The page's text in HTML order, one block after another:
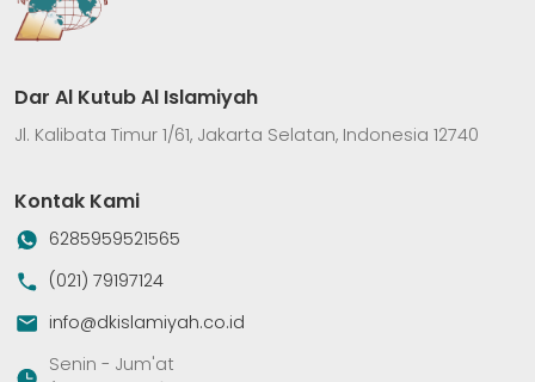
Dar Al Kutub Al Islamiyah
Jl. Kalibata Timur 1/61, Jakarta Selatan, Indonesia 12740
Kontak Kami
6285959521565
(021) 79197124
info@dkislamiyah.co.id
Senin - Jum'at